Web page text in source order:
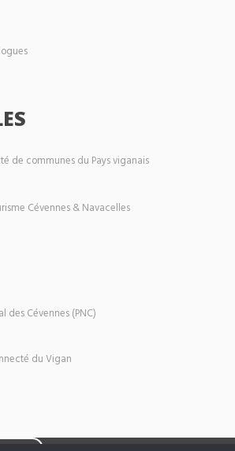
de communes du Pays viganais
Cévennes & Navacelles
des Cévennes (PNC)
du Vigan